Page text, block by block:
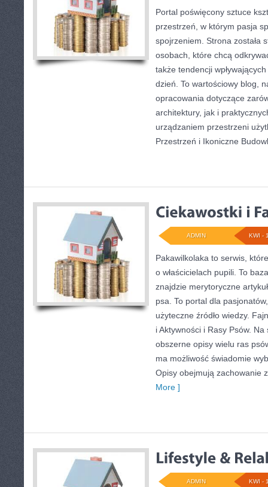
Portal poświęcony sztuce
przestrzeń, w którym pasja
spojrzeniem. Strona została
osobach, które chcą
także tendencji
dzień. To wartościowy blog,
opracowania dotyczące
architektury, jak i
urządzaniem przestrzeni
Przestrzeń i Ikoniczne
KWI -
ADMIN
Pakawilkolaka to serwis,
o właścicielach pupili. To
znajdzie merytoryczne
psa. To portal dla
użyteczne źródło wiedzy.
i Aktywności i Rasy Psów.
obszerne opisy wielu ras
ma możliwość świadomie
Opisy obejmują zachowanie
More ]
KWI -
ADMIN